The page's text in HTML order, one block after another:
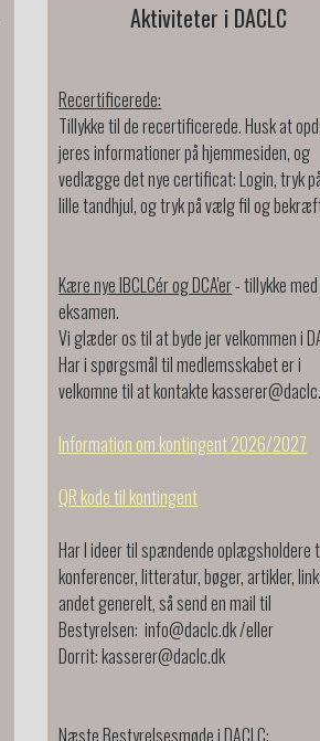
Aktiviteter i DACLC
Recertificerede:
Tillykke til de recertificerede. Husk at
jeres informationer på hjemmesiden, og
vedlægge det nye certificat: Login, tryk
lille tandhjul, og tryk på vælg fil og
Kære nye IBCLCér og DCA'er- tillykke med
eksamen.
Vi glæder os til at byde jer velkommen i
Har i spørgsmål til medlemsskabet er i
velkomne til at kontakte
Information om kontingent 2026/2027
QR kode til kontingent
Har I ideer til spændende oplægsholdere
konferencer, litteratur, bøger, artikler,
andet generelt, så send en mail til
Bestyrelsen: info@daclc.dk /eller
Dorrit: kasserer@daclc.dk
Næste Bestyrelsesmødei DACLC: